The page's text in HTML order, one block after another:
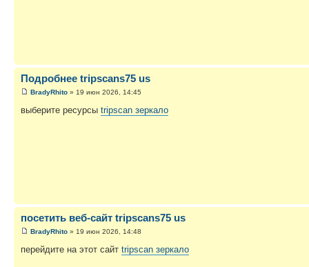
Подробнее tripscans75 us
BradyRhito » 19 июн 2026, 14:45
выберите ресурсы tripscan зеркало
посетить веб-сайт tripscans75 us
BradyRhito » 19 июн 2026, 14:48
перейдите на этот сайт tripscan зеркало